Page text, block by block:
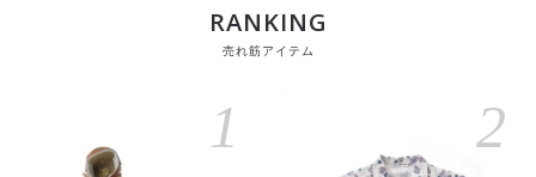
RANKING
売れ筋アイテム
1 2